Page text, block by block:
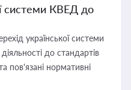
системи КВЕД до
української системи
діяльності до стандартів
пов'язані нормативні